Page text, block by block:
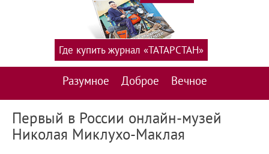
Разумное Доброе Вечное
Где купить журнал «ТАТАРСТАН»
Первый в России онлайн-музей
Николая Миклухо-Маклая